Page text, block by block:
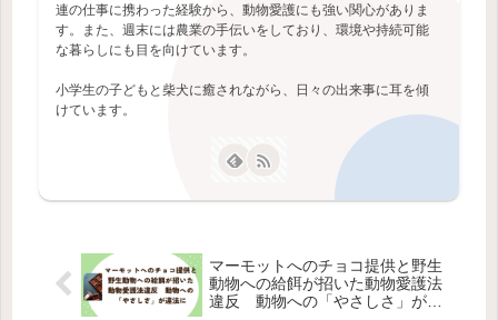
連の仕事に携わった経験から、動物愛護にも強い関心がありま
す。また、週末には農業の手伝いをしており、環境や持続可能
な暮らしにも目を向けています。
小学生の子どもと柴犬に癒されながら、日々の出来事に耳を傾
けています。
マーモットへのチョコ提供と野生
動物への給餌が招いた動物愛護法
違反 動物への「やさしさ」が違